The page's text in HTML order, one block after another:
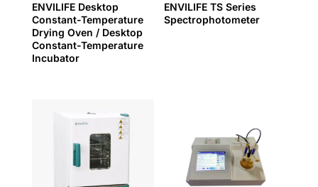
ENVILIFE Desktop
Constant-Temperature
Drying Oven / Desktop
Constant-Temperature
Incubator
ENVILIFE TS Series
Spectrophotometer